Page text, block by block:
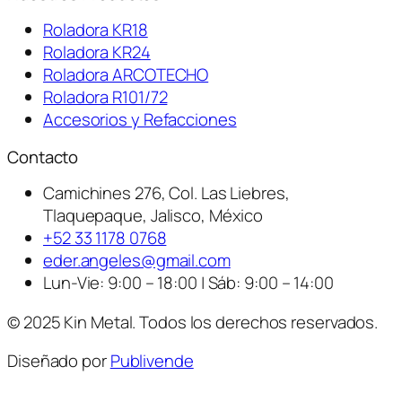
Roladora KR18
Roladora KR24
Roladora ARCOTECHO
Roladora R101/72
Accesorios y Refacciones
Contacto
Camichines 276, Col. Las Liebres,
Tlaquepaque, Jalisco, México
+52 33 1178 0768
eder.angeles@gmail.com
Lun-Vie: 9:00 – 18:00 | Sáb: 9:00 – 14:00
© 2025 Kin Metal. Todos los derechos reservados.
Diseñado porPublivende